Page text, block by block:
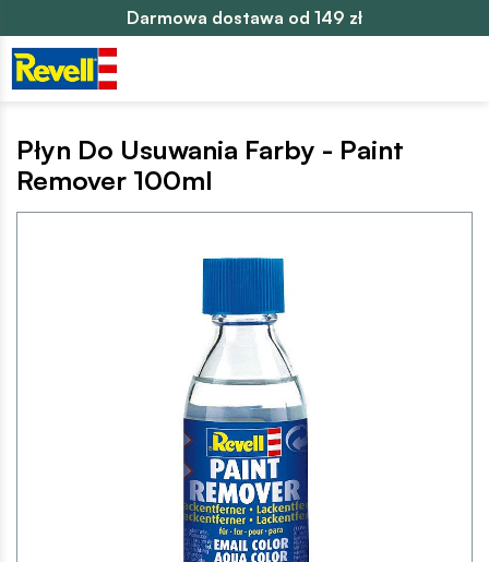
Darmowa dostawa od 149 zł
Płyn Do Usuwania Farby - Paint
Remover 100ml